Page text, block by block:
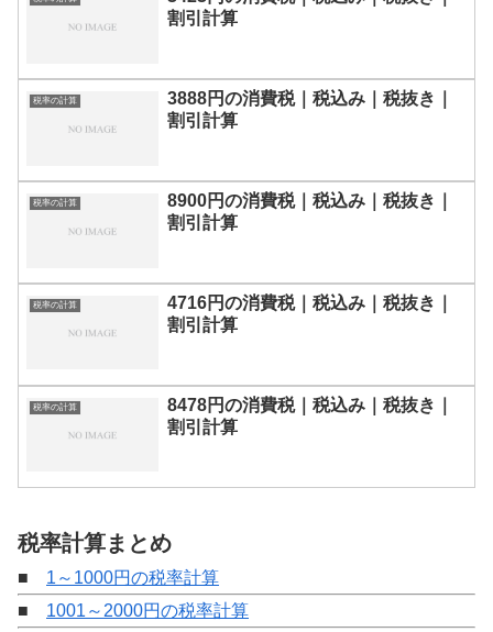
割引計算
税率の計算
3888円の消費税｜税込み｜税抜き｜
割引計算
税率の計算
8900円の消費税｜税込み｜税抜き｜
割引計算
税率の計算
4716円の消費税｜税込み｜税抜き｜
割引計算
税率の計算
8478円の消費税｜税込み｜税抜き｜
割引計算
税率計算まとめ
■ 1～1000円の税率計算
■ 1001～2000円の税率計算